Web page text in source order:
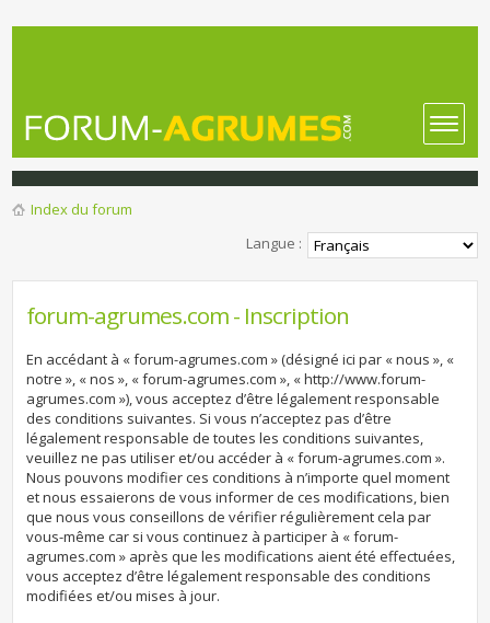
Index du forum
Langue :
forum-agrumes.com - Inscription
En accédant à « forum-agrumes.com » (désigné ici par « nous », «
notre », « nos », « forum-agrumes.com », « http://www.forum-
agrumes.com »), vous acceptez d’être légalement responsable
des conditions suivantes. Si vous n’acceptez pas d’être
légalement responsable de toutes les conditions suivantes,
veuillez ne pas utiliser et/ou accéder à « forum-agrumes.com ».
Nous pouvons modifier ces conditions à n’importe quel moment
et nous essaierons de vous informer de ces modifications, bien
que nous vous conseillons de vérifier régulièrement cela par
vous-même car si vous continuez à participer à « forum-
agrumes.com » après que les modifications aient été effectuées,
vous acceptez d’être légalement responsable des conditions
modifiées et/ou mises à jour.